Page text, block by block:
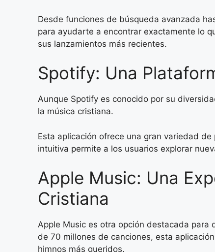
Desde funciones de búsqueda avanzada
para ayudarte a encontrar exactamente lo
sus lanzamientos más recientes.
Spotify: Una
Aunque Spotify es conocido por su
la música cristiana.
Esta aplicación ofrece una gran variedad
intuitiva permite a los usuarios explorar
Apple Music: Una
Cristiana
Apple Music es otra opción destacada para
de 70 millones de canciones, esta
himnos más queridos.